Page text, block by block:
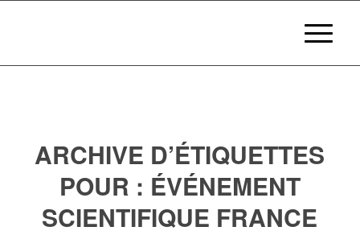
ARCHIVE D’ÉTIQUETTES
POUR : ÉVÉNEMENT
SCIENTIFIQUE FRANCE